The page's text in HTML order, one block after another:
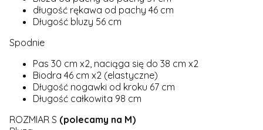
długość rękawa od pachy 46 cm
Długość bluzy 56 cm
Spodnie
Pas 30 cm x2, naciąga się do 38 cm x2
Biodra 46 cm x2 (elastyczne)
Długość nogawki od kroku 67 cm
Długość całkowita 98 cm
ROZMIAR S (polecamy na M)